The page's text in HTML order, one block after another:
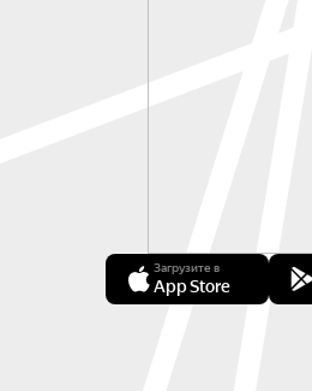
Загрузите в
App Store